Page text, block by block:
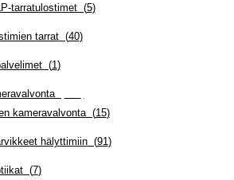
tarratulostimet(5)
tarrat(40)
(1)
(
kameravalvonta(15)
hälyttimiin(91)
(7)